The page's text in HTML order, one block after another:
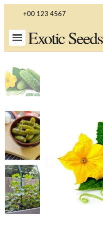
+00 123 4567
Exotic Seeds